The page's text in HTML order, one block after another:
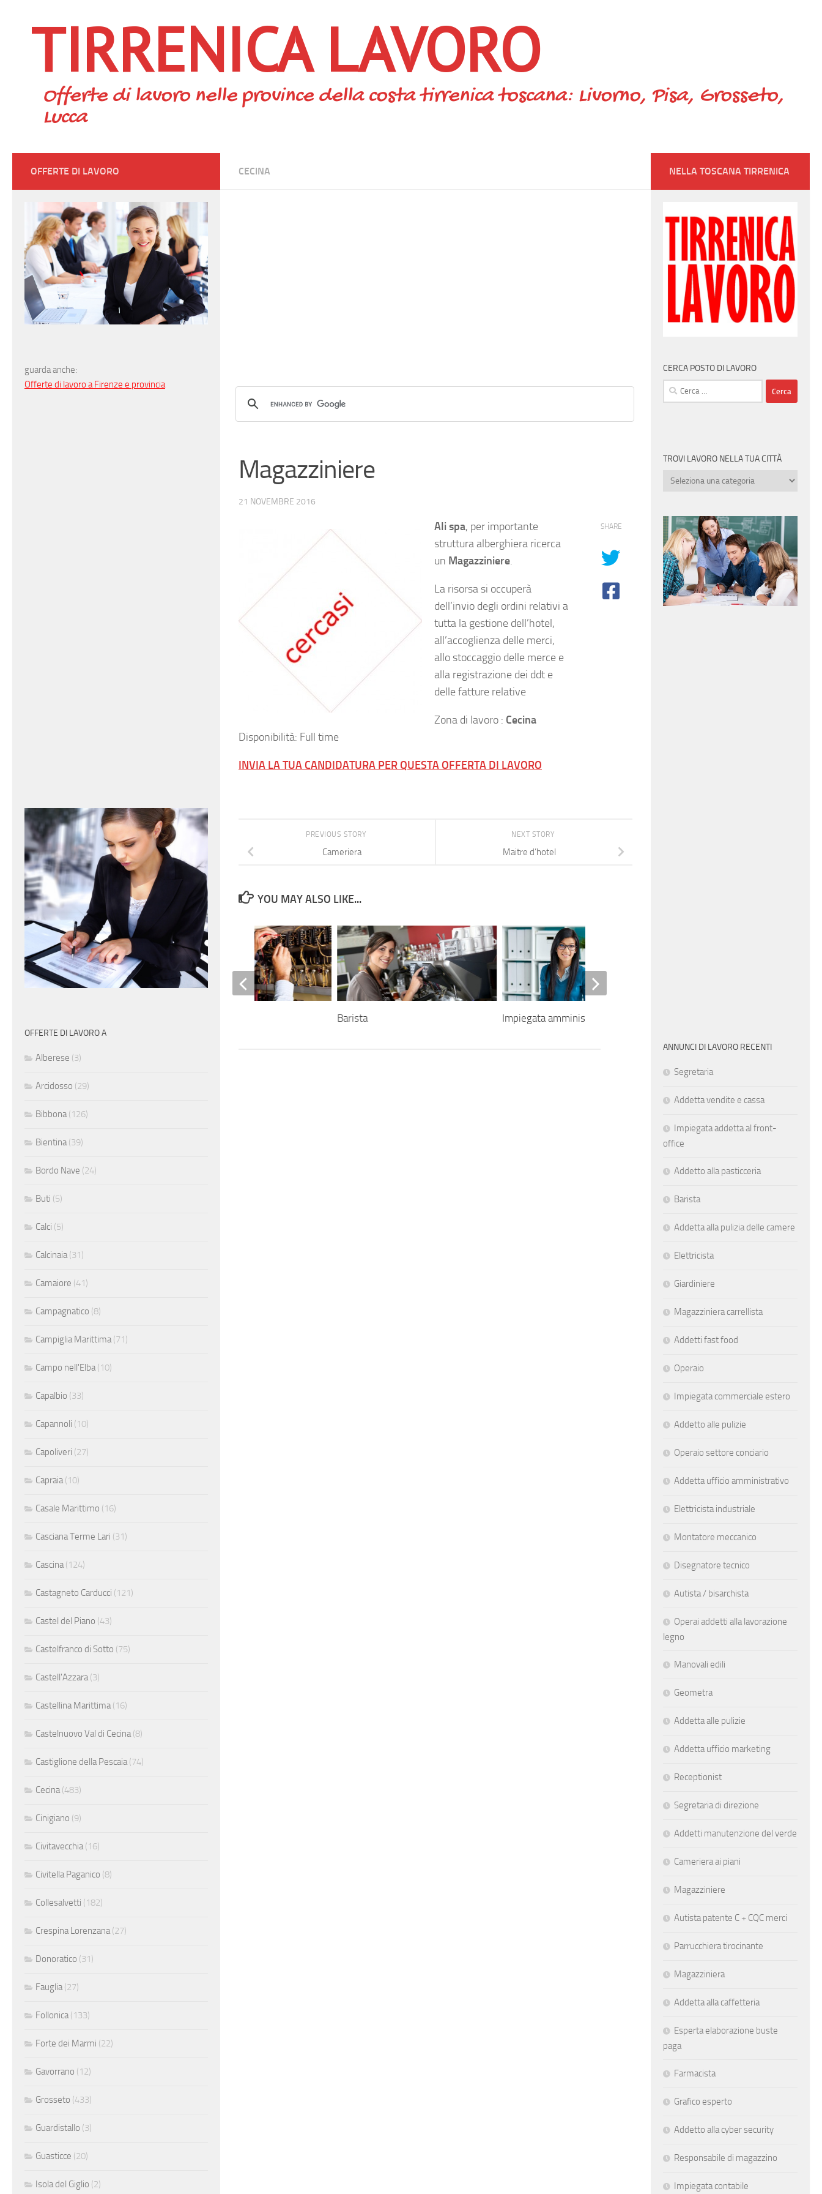
TIRRENICA LAVORO
Offerte di lavoro nelle province della costa tirrenica toscana: Livorno, Pisa, Grosseto,
Lucca
CECINA
Magazziniere
21 NOVEMBRE 2016
Ali spa, per importante
struttura alberghiera ricerca
un Magazziniere.
La risorsa si occuperà
dell’invio degli ordini relativi a
tutta la gestione dell’hotel,
all’accoglienza delle merci,
allo stoccaggio delle merce e
alla registrazione dei ddt e
delle fatture relative
Zona di lavoro : Cecina
Disponibilità: Full time
INVIA LA TUA CANDIDATURA PER QUESTA OFFERTA DI LAVORO
SHARE
NEXT STORY
Maitre d’hotel
PREVIOUS STORY
Cameriera
YOU MAY ALSO LIKE...
Barista Impiegata amministrativa
OFFERTE DI LAVORO
guarda anche:
Offerte di lavoro a Firenze e provincia
OFFERTE DI LAVORO A
Alberese (3)
Arcidosso (29)
Bibbona(126)
Bientina(39)
Bordo Nave (24)
Buti (5)
Calci (5)
Calcinaia(31)
Camaiore (41)
Campagnatico (8)
Campiglia Marittima(71)
Campo nell'Elba(10)
Capalbio (33)
Capannoli (10)
Capoliveri (27)
Capraia(10)
Casale Marittimo (16)
Casciana Terme Lari (31)
Cascina(124)
Castagneto Carducci (121)
Castel del Piano (43)
Castelfranco di Sotto (75)
Castell'Azzara(3)
Castellina Marittima(16)
Castelnuovo Val di Cecina(8)
Castiglione della Pescaia(74)
Cecina(483)
Cinigiano (9)
Civitavecchia(16)
Civitella Paganico (8)
Collesalvetti (182)
Crespina Lorenzana(27)
Donoratico (31)
Fauglia(27)
Follonica(133)
Forte dei Marmi (22)
Gavorrano (12)
Grosseto (433)
Guardistallo (3)
Guasticce (20)
Isola del Giglio (2)
NELLA TOSCANA TIRRENICA
CERCA POSTO DI LAVORO
Ricerca
per:
TROVI LAVORO NELLA TUA CITTÀ
Trovi
tua
città
ANNUNCI DI LAVORO RECENTI
Segretaria
Addetta vendite e cassa
Impiegata addetta al front-
office
Addetto alla pasticceria
Barista
Addetta alla pulizia delle camere
Elettricista
Giardiniere
Magazziniera carrellista
Addetti fast food
Operaio
Impiegata commerciale estero
Addetto alle pulizie
Operaio settore conciario
Addetta ufficio amministrativo
Elettricista industriale
Montatore meccanico
Disegnatore tecnico
Autista / bisarchista
Operai addetti alla lavorazione
legno
Manovali edili
Geometra
Addetta alle pulizie
Addetta ufficio marketing
Receptionist
Segretaria di direzione
Addetti manutenzione del verde
Cameriera ai piani
Magazziniere
Autista patente C + CQC merci
Parrucchiera tirocinante
Magazziniera
Addetta alla caffetteria
Esperta elaborazione buste
paga
Farmacista
Grafico esperto
Addetto alla cyber security
Responsabile di magazzino
Impiegata contabile